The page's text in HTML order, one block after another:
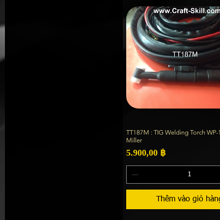
Xem nhanh
TT187M : TIG Welding Torch
Miller
Giá
5.900,00 ฿
Thêm vào giỏ